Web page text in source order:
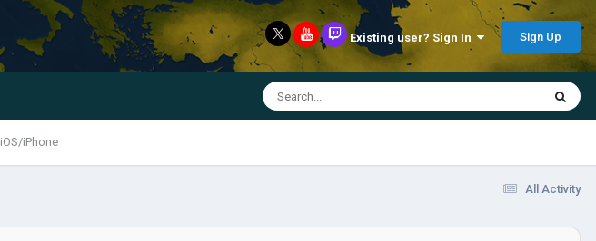
Existing user? Sign In Sign Up
iOS/iPhone
All Activity